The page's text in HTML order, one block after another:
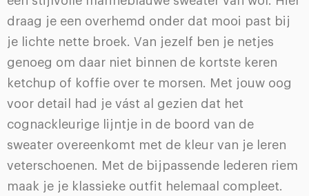
draag je een overhemd onder dat mooi past bij
je lichte nette broek. Van jezelf ben je netjes
genoeg om daar niet binnen de kortste keren
ketchup of koffie over te morsen. Met jouw oog
voor detail had je vást al gezien dat het
cognackleurige lijntje in de boord van de
sweater overeenkomt met de kleur van je leren
veterschoenen. Met de bijpassende lederen riem
maak je je klassieke outfit helemaal compleet.